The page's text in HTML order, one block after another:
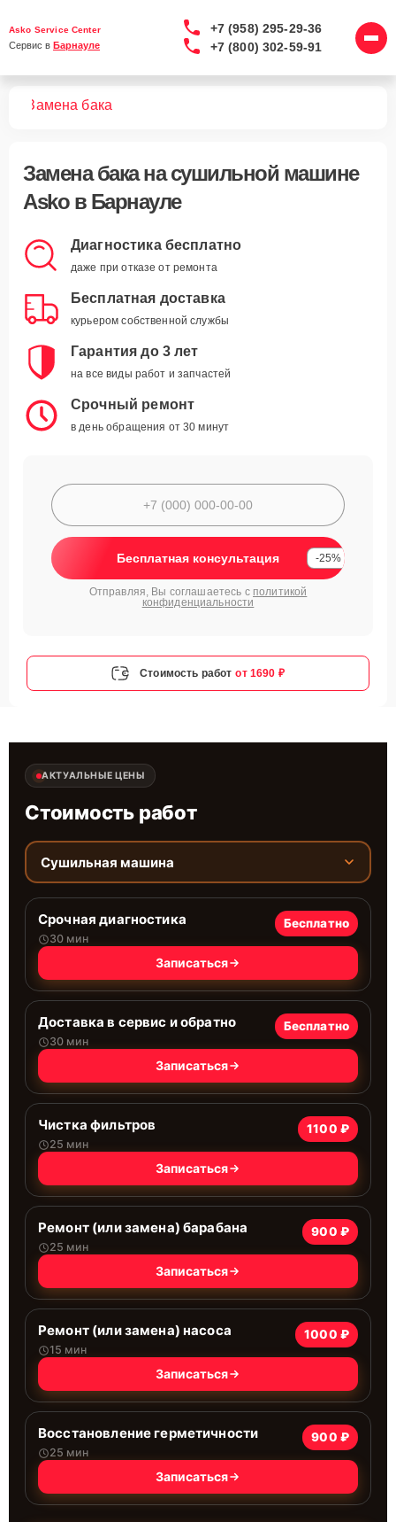
Asko Service Center
Сервис в Барнауле
+7 (958) 295-29-36
+7 (800) 302-59-91
Замена бака
Замена бакана сушильной машине
Asko в Барнауле
Диагностика бесплатно
даже при отказе от ремонта
Бесплатная доставка
курьером собственной службы
Гарантия до 3 лет
на все виды работ и запчастей
Срочный ремонт
в день обращения от 30 минут
Бесплатная консультация -25%
Отправляя, Вы соглашаетесь с политикой
конфиденциальности
Стоимость работ от 1690 ₽
АКТУАЛЬНЫЕ ЦЕНЫ
Стоимость работ
Сушильная машина
Срочная диагностика
30 мин
Бесплатно
Записаться
Доставка в сервис и обратно
30 мин
Бесплатно
Записаться
Чистка фильтров
25 мин
1100 ₽
Записаться
Ремонт (или замена) барабана
25 мин
900 ₽
Записаться
Ремонт (или замена) насоса
15 мин
1000 ₽
Записаться
Восстановление герметичности
25 мин
900 ₽
Записаться